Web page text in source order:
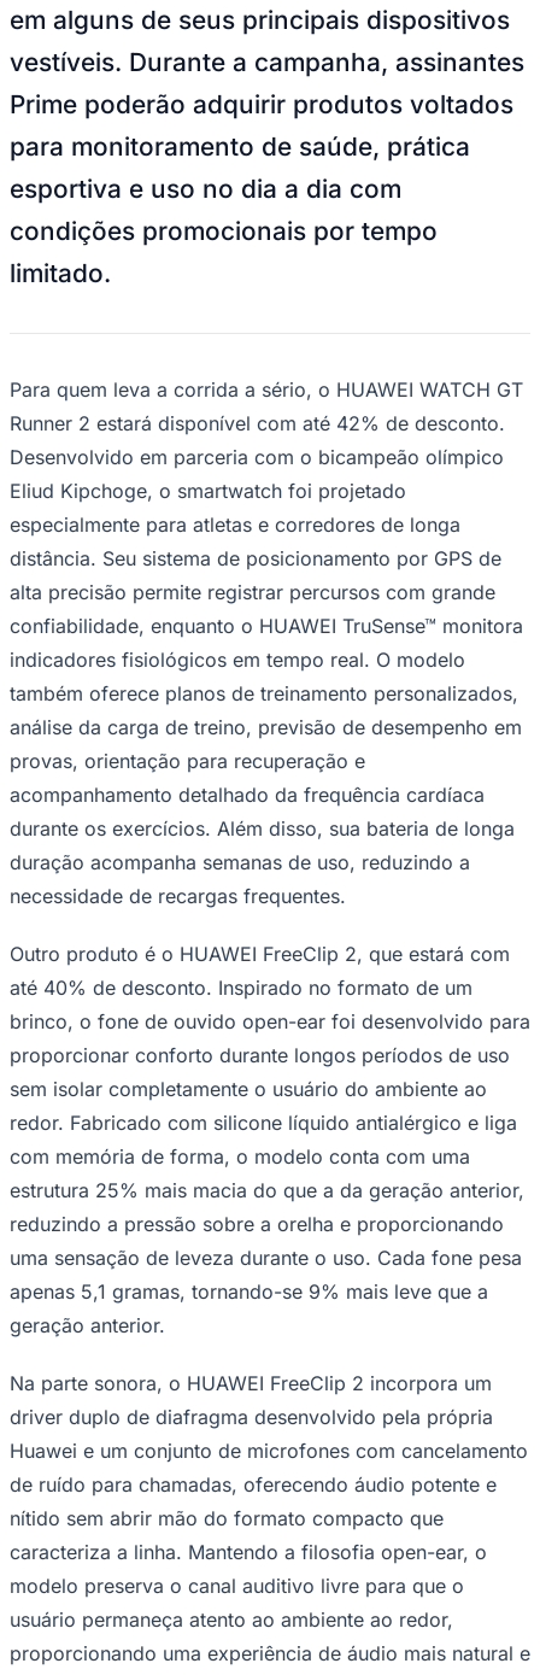
Premier League
La Liga
Bundesliga
Mundial 2026
Times - Ir direto
Corinthians
Palmeiras
em alguns de seus principais dispositivos
vestíveis. Durante a campanha, assinantes
Prime poderão adquirir produtos voltados
para monitoramento de saúde, prática
esportiva e uso no dia a dia com
condições promocionais por tempo
limitado.
Para quem leva a corrida a sério, o HUAWEI WATCH GT
Runner 2 estará disponível com até 42% de desconto.
Desenvolvido em parceria com o bicampeão olímpico
Eliud Kipchoge, o smartwatch foi projetado
especialmente para atletas e corredores de longa
distância. Seu sistema de posicionamento por GPS de
alta precisão permite registrar percursos com grande
confiabilidade, enquanto o HUAWEI TruSense™ monitora
indicadores fisiológicos em tempo real. O modelo
também oferece planos de treinamento personalizados,
análise da carga de treino, previsão de desempenho em
provas, orientação para recuperação e
acompanhamento detalhado da frequência cardíaca
durante os exercícios. Além disso, sua bateria de longa
duração acompanha semanas de uso, reduzindo a
necessidade de recargas frequentes.
Outro produto é o HUAWEI FreeClip 2, que estará com
até 40% de desconto. Inspirado no formato de um
brinco, o fone de ouvido open-ear foi desenvolvido para
proporcionar conforto durante longos períodos de uso
sem isolar completamente o usuário do ambiente ao
redor. Fabricado com silicone líquido antialérgico e liga
com memória de forma, o modelo conta com uma
estrutura 25% mais macia do que a da geração anterior,
reduzindo a pressão sobre a orelha e proporcionando
uma sensação de leveza durante o uso. Cada fone pesa
apenas 5,1 gramas, tornando-se 9% mais leve que a
geração anterior.
Na parte sonora, o HUAWEI FreeClip 2 incorpora um
driver duplo de diafragma desenvolvido pela própria
Huawei e um conjunto de microfones com cancelamento
de ruído para chamadas, oferecendo áudio potente e
nítido sem abrir mão do formato compacto que
caracteriza a linha. Mantendo a filosofia open-ear, o
modelo preserva o canal auditivo livre para que o
usuário permaneça atento ao ambiente ao redor,
proporcionando uma experiência de áudio mais natural e